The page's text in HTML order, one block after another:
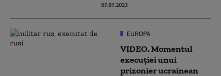
07.07.2023
EUROPA
VIDEO. Momentul
execuţiei unui
prizonier ucrainean